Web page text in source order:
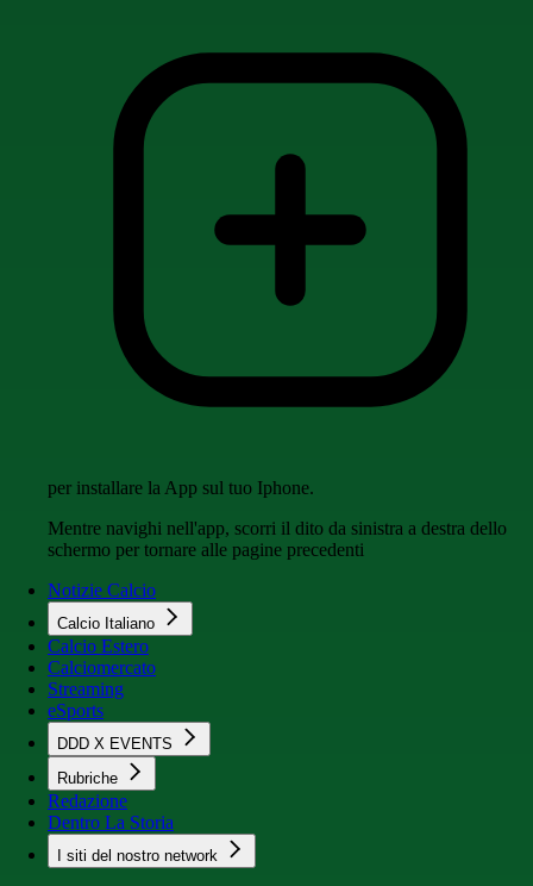
per installare la App sul tuo Iphone.
Mentre navighi nell'app, scorri il dito da sinistra a destra dello
schermo per tornare alle pagine precedenti
Notizie Calcio
Calcio Italiano
Calcio Estero
Calciomercato
Streaming
eSports
DDD X EVENTS
Rubriche
Redazione
Dentro La Storia
I siti del nostro network